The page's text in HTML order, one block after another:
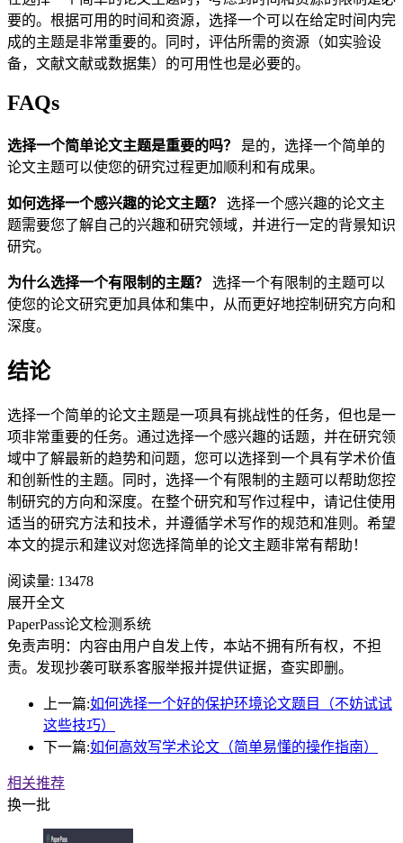
要的。根据可用的时间和资源，选择一个可以在给定时间内完
成的主题是非常重要的。同时，评估所需的资源（如实验设
备，文献文献或数据集）的可用性也是必要的。
FAQs
选择一个简单论文主题是重要的吗？
是的，选择一个简单的
论文主题可以使您的研究过程更加顺利和有成果。
如何选择一个感兴趣的论文主题？
选择一个感兴趣的论文主
题需要您了解自己的兴趣和研究领域，并进行一定的背景知识
研究。
为什么选择一个有限制的主题？
选择一个有限制的主题可以
使您的论文研究更加具体和集中，从而更好地控制研究方向和
深度。
结论
选择一个简单的论文主题是一项具有挑战性的任务，但也是一
项非常重要的任务。通过选择一个感兴趣的话题，并在研究领
域中了解最新的趋势和问题，您可以选择到一个具有学术价值
和创新性的主题。同时，选择一个有限制的主题可以帮助您控
制研究的方向和深度。在整个研究和写作过程中，请记住使用
适当的研究方法和技术，并遵循学术写作的规范和准则。希望
本文的提示和建议对您选择简单的论文主题非常有帮助！
阅读量: 13478
展开全文
PaperPass论文检测系统
免责声明：内容由用户自发上传，本站不拥有所有权，不担
责。发现抄袭可联系客服举报并提供证据，查实即删。
上一篇:如何选择一个好的保护环境论文题目（不妨试试
这些技巧）
下一篇:如何高效写学术论文（简单易懂的操作指南）
相关推荐
换一批